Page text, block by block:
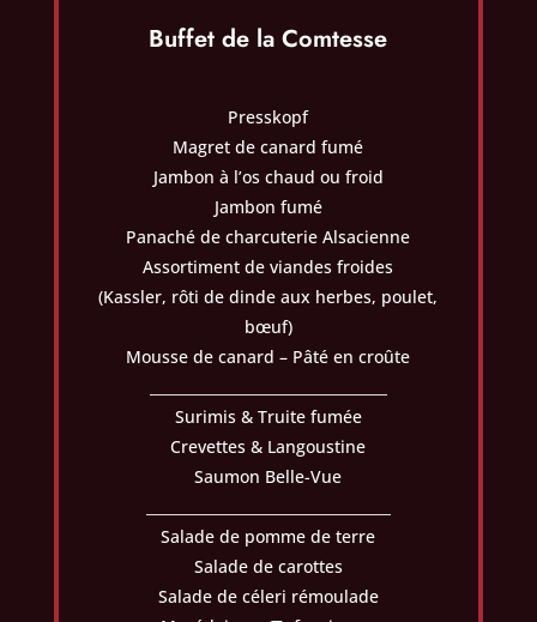
Buffet de la Comtesse
Presskopf
Magret de canard fumé
Jambon à l’os chaud ou froid
Jambon fumé
Panaché de charcuterie Alsacienne
Assortiment de viandes froides
(Kassler, rôti de dinde aux herbes, poulet,
bœuf)
Mousse de canard – Pâté en croûte
Surimis & Truite fumée
Crevettes & Langoustine
Saumon Belle-Vue
Salade de pomme de terre
Salade de carottes
Salade de céleri rémoulade